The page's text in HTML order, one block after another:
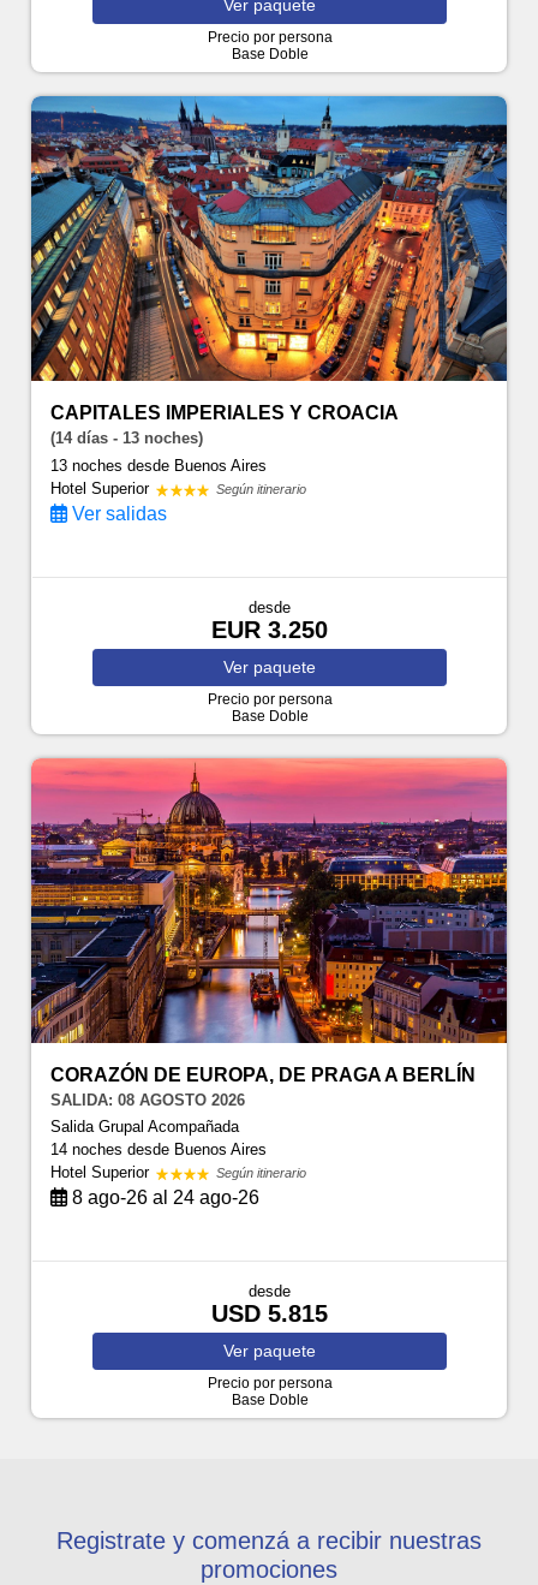
Ver paquete
Precio por persona
Base Doble
CAPITALES IMPERIALES Y CROACIA
(14 días - 13 noches)
13 nochesdesde Buenos Aires
Hotel Superior
Según itinerario
Ver salidas
desde
EUR 3.250
Ver paquete
Precio por persona
Base Doble
CORAZÓN DE EUROPA, DE PRAGA A BERLÍN
SALIDA: 08 AGOSTO 2026
Salida Grupal Acompañada
14 nochesdesde Buenos Aires
Hotel Superior
Según itinerario
8 ago-26 al 24 ago-26
desde
USD 5.815
Ver paquete
Precio por persona
Base Doble
Registrate y comenzá a recibir nuestras
promociones